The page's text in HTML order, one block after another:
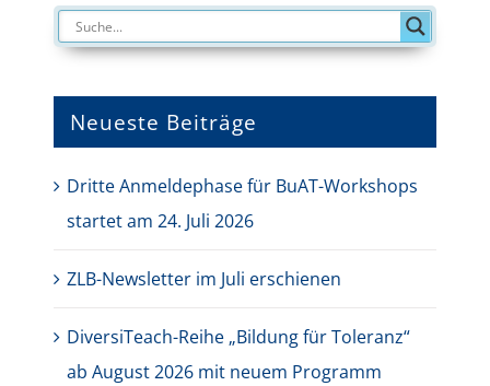
Neueste Beiträge
Dritte Anmeldephase für BuAT-Workshops
startet am 24. Juli 2026
ZLB-Newsletter im Juli erschienen
DiversiTeach-Reihe „Bildung für Toleranz“
ab August 2026 mit neuem Programm